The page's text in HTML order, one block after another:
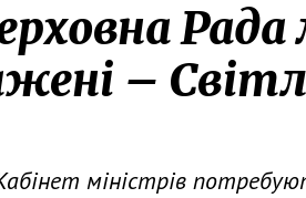
–
міністрів